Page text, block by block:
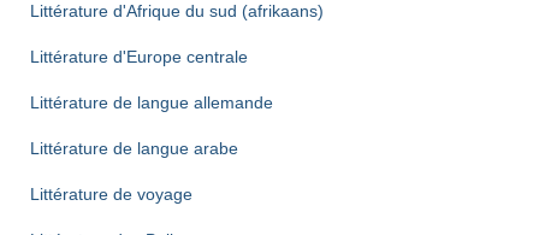
Littérature d'Afrique du sud (afrikaans)
Littérature d'Europe centrale
Littérature de langue allemande
Littérature de langue arabe
Littérature de voyage